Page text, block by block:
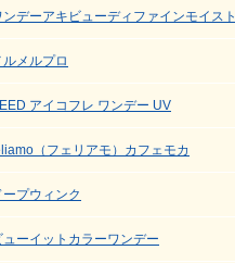
ンデーアキビューディファインモイスト
ルメルプロ
アイコフレ ワンデー UV
（フェリアモ）カフェモカ
ープウィンク
ューイットカラーワンデー